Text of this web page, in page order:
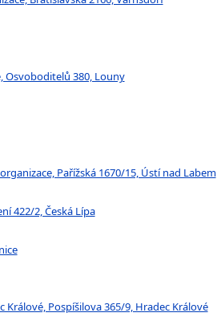
Osvoboditelů 380, Louny
Pařížská 1670/15, Ústí nad Labem
422/2, Česká Lípa
Pospíšilova 365/9, Hradec Králové